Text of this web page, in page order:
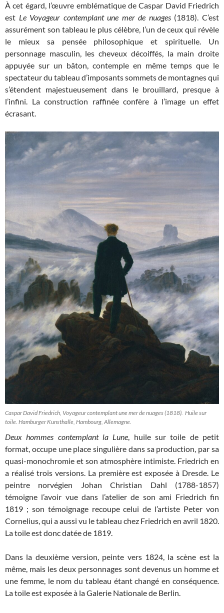
À cet égard, l’œuvre emblématique de Caspar David Friedrich
est Le Voyageur contemplant une mer de nuages(1818). C’est
assurément son tableau le plus célèbre, l’un de ceux qui révèle
le mieux sa pensée philosophique et spirituelle. Un
personnage masculin, les cheveux décoiffés, la main droite
appuyée sur un bâton, contemple en même temps que le
spectateur du tableau d’imposants sommets de montagnes qui
s’étendent majestueusement dans le brouillard, presque à
l’infini. La construction raffinée confère à l’image un effet
écrasant.
Caspar David Friedrich, Voyageur contemplant une mer de nuages (1818). Huile sur
toile. Hamburger Kunsthalle, Hambourg, Allemagne.
Deux hommes contemplant la Lune, huile sur toile de petit
format, occupe une place singulière dans sa production, par sa
quasi-monochromie et son atmosphère intimiste. Friedrich en
a réalisé trois versions. La première est exposée à Dresde. Le
peintre norvégien Johan Christian Dahl (1788-1857)
témoigne l’avoir vue dans l’atelier de son ami Friedrich fin
1819 ; son témoignage recoupe celui de l’artiste Peter von
Cornelius, qui a aussi vu le tableau chez Friedrich en avril 1820.
La toile est donc datée de 1819.
Dans la deuxième version, peinte vers 1824, la scène est la
même, mais les deux personnages sont devenus un homme et
une femme, le nom du tableau étant changé en conséquence.
La toile est exposée à la Galerie Nationale de Berlin.